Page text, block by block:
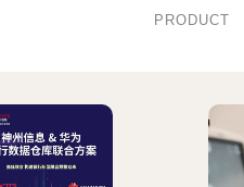
PRODUCT